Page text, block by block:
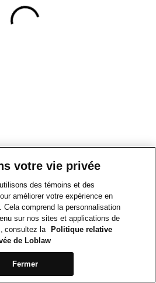
votre vie privée
des témoins et des
améliorer votre expérience en
comprend la personnalisation
sur nos sites et applications de
consultez la
Politique relative
de Loblaw
Fermer